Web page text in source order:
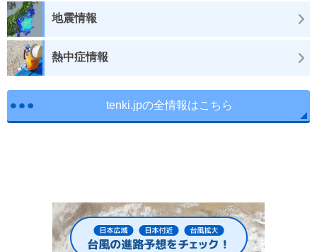
地震情報
熱中症情報
tenki.jpの全情報はこちら